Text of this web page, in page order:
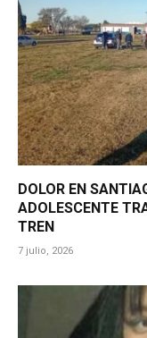
DOLOR EN
ADOLESCENTE
TREN
7 julio, 2026